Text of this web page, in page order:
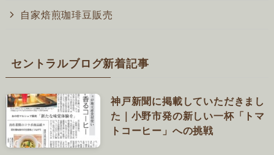
自家焙煎珈琲豆販売
セントラルブログ新着記事
神戸新聞に掲載していただきまし
た｜小野市発の新しい一杯「トマ
トコーヒー」への挑戦